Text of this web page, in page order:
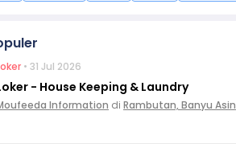
• 31 Jul 2026
- House Keeping & Laundry
Information di Rambutan, Banyu Asin